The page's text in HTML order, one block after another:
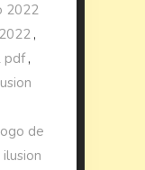
2022
,
pdf,
de